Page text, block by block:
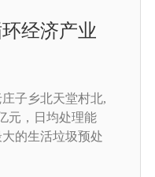
经济产业
子乡北天堂村北,
元，日均处理能
的生活垃圾预处